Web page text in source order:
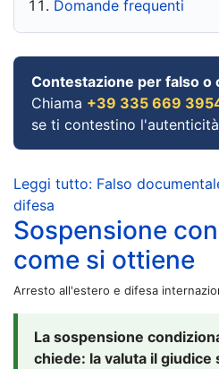
Domande frequenti
Contestazione per falso o
Chiama +39 335 669
se ti contestino
Leggi tutto: Falso
difesa
Sospensione
come si ottiene
Arresto all'estero e difesa
La sospensione
chiede: la valuta il giudice